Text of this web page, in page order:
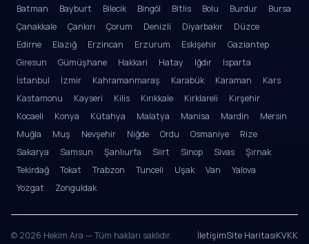
Batman
Bayburt Bilecik Bingöl Bitlis Bolu Burdur
Bursa
Çanakkale
Çankırı Çorum Denizli Diyarbakır
Düzce
Edirne
Elazığ Erzincan Erzurum Eskişehir
Gaziantep
Giresun
Gümüşhane Hakkari Hatay Iğdır
Isparta
İstanbul
İzmir Kahramanmaraş Karabük Karaman
Kars
Kastamonu
Kayseri Kilis Kırıkkale Kırklareli
Kırşehir
Kocaeli
Konya Kütahya Malatya Manisa Mardin
Mersin
Muğla
Muş Nevşehir Niğde Ordu Osmaniye
Rize
Sakarya
Samsun Şanlıurfa Siirt Sinop Sivas
Şırnak
Tekirdağ
Tokat Trabzon Tunceli Uşak Van
Yalova
Yozgat
Zonguldak
© 2026 Hekim Ara — Tüm hakları saklıdır. İletişimSite HaritasıKVKK